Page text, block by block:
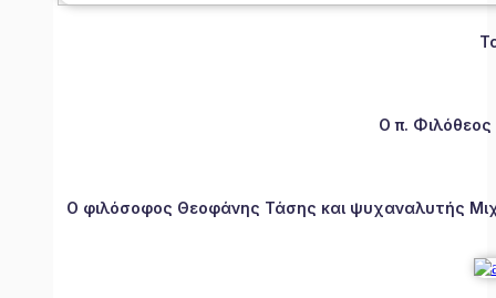
Ο π.
Ο φιλόσοφος Θεοφάνης Τάσης και ψυχαναλυτής